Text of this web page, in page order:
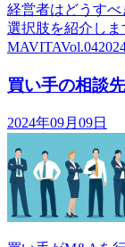
経営者はどうす
選択肢を紹介し
買い手の相談先
2024年09月09日